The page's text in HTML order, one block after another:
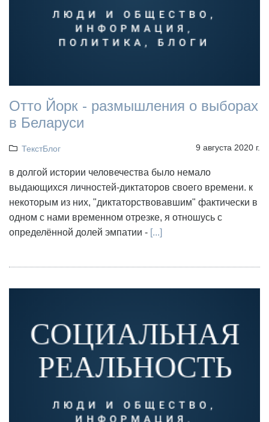
Отто Йорк - размышления о выборах
в Беларуси
ТекстБлог 9 августа 2020 г.
в долгой истории человечества было немало
выдающихся личностей-диктаторов своего времени. к
некоторым из них, "диктаторствовавшим" фактически в
одном с нами временном отрезке, я отношусь с
определённой долей эмпатии - [...]